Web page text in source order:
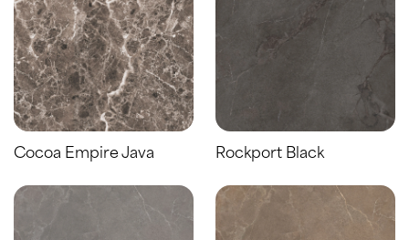
Cocoa Empire Java Rockport Black